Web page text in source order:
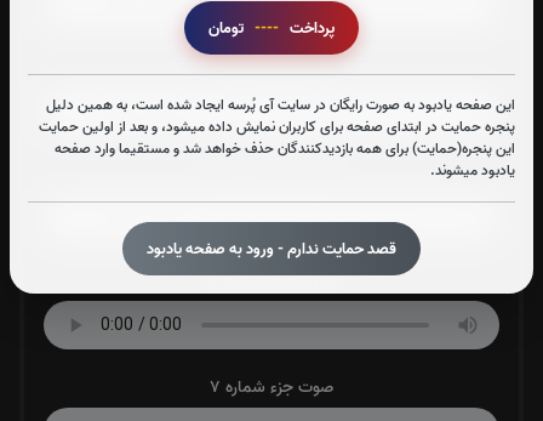
پرداخت ----
این صفحه یادبود به صورت رایگان در سایت آی پُرسه ایجاد شده است، به همین دلیل
پنجره حمایت در ابتدای صفحه برای کاربران نمایش داده میشود، و بعد از اولین حمایت
این پنجره(حمایت) برای همه بازدیدکنندگان حذف خواهد شد و مستقیما وارد صفحه
یادبود میشوند.
قصد حمایت ندارم - ورود به صفحه یادبود
صوت جزء شماره 4
صوت جزء شماره 6
صوت جزء شماره 7